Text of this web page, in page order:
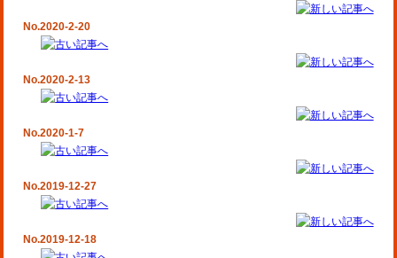
No.2020-2-20
No.2020-2-13
No.2020-1-7
No.2019-12-27
No.2019-12-18